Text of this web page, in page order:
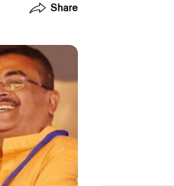
Share